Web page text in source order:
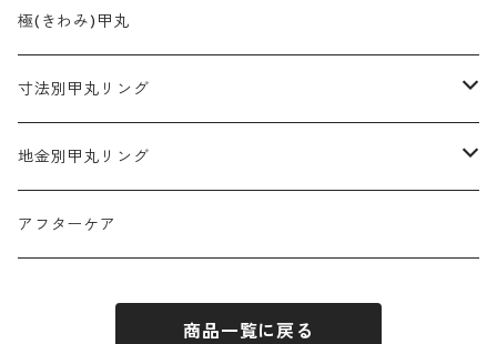
2mm幅
3mm幅
4mm幅
5mm幅
極(きわみ)甲丸
寸法別甲丸リング
2mm幅
3mm幅
地金別甲丸リング
プラチナ900
アフターケア
商品一覧に戻る